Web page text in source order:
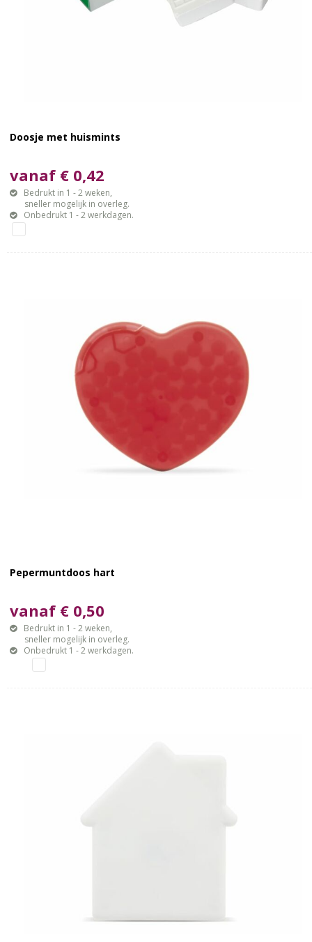
Doosje met huismints
vanaf € 0,42
Bedrukt in 1 - 2 weken,
sneller mogelijk in overleg.
Onbedrukt 1 - 2 werkdagen.
Pepermuntdoos hart
vanaf € 0,50
Bedrukt in 1 - 2 weken,
sneller mogelijk in overleg.
Onbedrukt 1 - 2 werkdagen.